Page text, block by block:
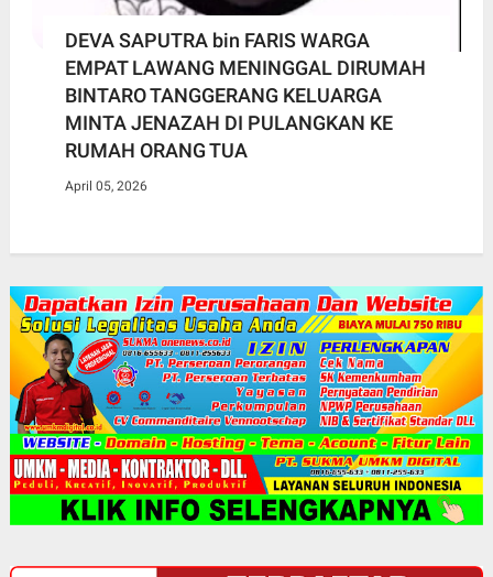
DEVA SAPUTRA bin FARIS WARGA
EMPAT LAWANG MENINGGAL DIRUMAH
BINTARO TANGGERANG KELUARGA
MINTA JENAZAH DI PULANGKAN KE
RUMAH ORANG TUA
April 05, 2026